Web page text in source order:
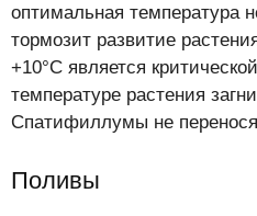
оптимальная температура
тормозит развитие
+10°C является
температуре растения
Спатифиллумы не
Поливы